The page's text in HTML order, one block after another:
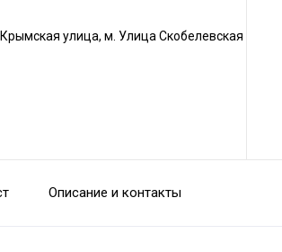
улица, м. Улица Скобелевская
Описание и контакты